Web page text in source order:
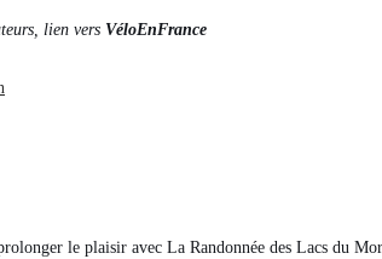
lien vers VéloEnFrance
le plaisir avec La Randonnée des Lacs du